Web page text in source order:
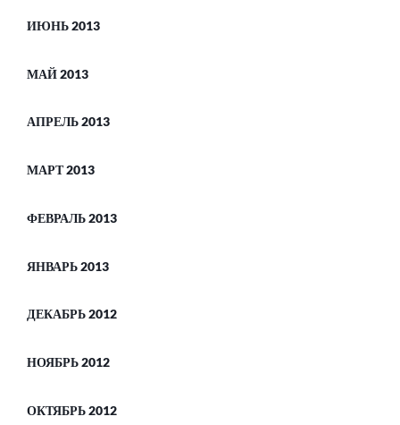
ИЮНЬ 2013
МАЙ 2013
АПРЕЛЬ 2013
МАРТ 2013
ФЕВРАЛЬ 2013
ЯНВАРЬ 2013
ДЕКАБРЬ 2012
НОЯБРЬ 2012
ОКТЯБРЬ 2012